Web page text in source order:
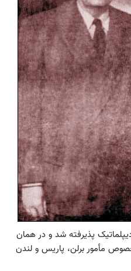
در مسابقه دیپلماتیک پذیرفته شد و در همان
مأمور برلن، پاریس و لندن